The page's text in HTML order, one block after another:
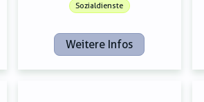
Sozialdienste
Weitere Infos